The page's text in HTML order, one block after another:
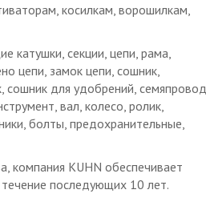
косилкам, ворошилкам,
катушки, секции, цепи, рама,
цепи, замок цепи, сошник,
сошник для удобрений, семяпровод,
вал, колесо, ролик,
болты, предохранительные,
компания KUHN обеспечивает
последующих 10 лет.